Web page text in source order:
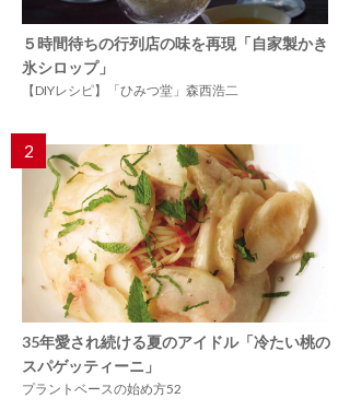
５時間待ちの行列店の味を再現「自家製かき
氷シロップ」
【DIYレシピ】「ひみつ堂」森西浩二
2
35年愛され続ける夏のアイドル「冷たい桃の
スパゲッティーニ」
プラントベースの始め方52